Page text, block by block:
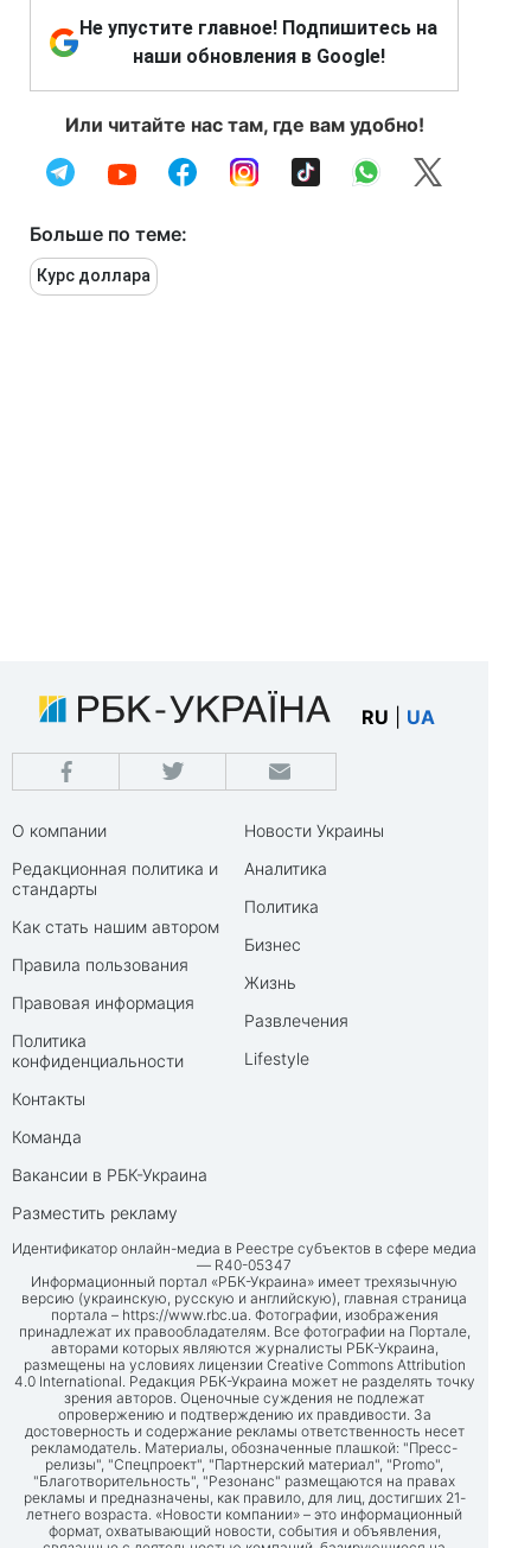
Не упустите главное! Подпишитесь на
наши обновления в Google!
Или читайте нас там, где вам удобно!
Больше по теме:
Курс доллара
RU UA
О компании
Редакционная политика и
стандарты
Как стать нашим автором
Правила пользования
Правовая информация
Политика
конфиденциальности
Контакты
Команда
Вакансии в РБК-Украина
Разместить рекламу
Новости Украины
Аналитика
Политика
Бизнес
Жизнь
Развлечения
Lifestyle
Идентификатор онлайн-медиа в Реестре субъектов в сфере медиа
— R40-05347
Информационный портал «РБК-Украина» имеет трехязычную
версию (украинскую, русскую и английскую), главная страница
портала – https://www.rbc.ua. Фотографии, изображения
принадлежат их правообладателям. Все фотографии на Портале,
авторами которых являются журналисты РБК-Украина,
размещены на условиях лицензии Creative Commons Attribution
4.0 International. Редакция РБК-Украина может не разделять точку
зрения авторов. Оценочные суждения не подлежат
опровержению и подтверждению их правдивости. За
достоверность и содержание рекламы ответственность несет
рекламодатель. Материалы, обозначенные плашкой: "Пресс-
релизы", "Спецпроект", "Партнерский материал", "Promo",
"Благотворительность", "Резонанс" размещаются на правах
рекламы и предназначены, как правило, для лиц, достигших 21-
летнего возраста. «Новости компании» – это информационный
формат, охватывающий новости, события и объявления,